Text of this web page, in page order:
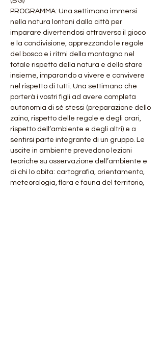
PROGRAMMA: Una settimana immersi
nella natura lontani dalla città per
imparare divertendosi attraverso il gioco
e la condivisione, apprezzando le regole
del bosco e i ritmi della montagna nel
totale rispetto della natura e dello stare
insieme, imparando a vivere e convivere
nel rispetto di tutti. Una settimana che
porterà i vostri figli ad avere completa
autonomia di sé stessi (preparazione dello
zaino, rispetto delle regole e degli orari,
rispetto dell’ambiente e degli altri) e a
sentirsi parte integrante di un gruppo. Le
uscite in ambiente prevedono lezioni
teoriche su osservazione dell’ambiente e
di chi lo abita: cartografia, orientamento,
meteorologia, flora e fauna del territorio,